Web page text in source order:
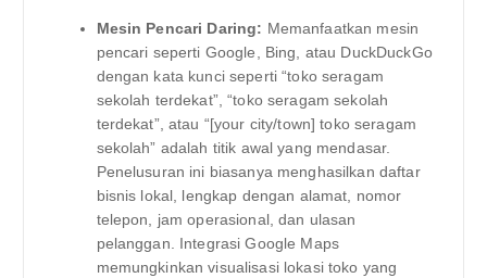
Mesin Pencari Daring: Memanfaatkan mesin
pencari seperti Google, Bing, atau DuckDuckGo
dengan kata kunci seperti “toko seragam
sekolah terdekat”, “toko seragam sekolah
terdekat”, atau “[your city/town] toko seragam
sekolah” adalah titik awal yang mendasar.
Penelusuran ini biasanya menghasilkan daftar
bisnis lokal, lengkap dengan alamat, nomor
telepon, jam operasional, dan ulasan
pelanggan. Integrasi Google Maps
memungkinkan visualisasi lokasi toko yang